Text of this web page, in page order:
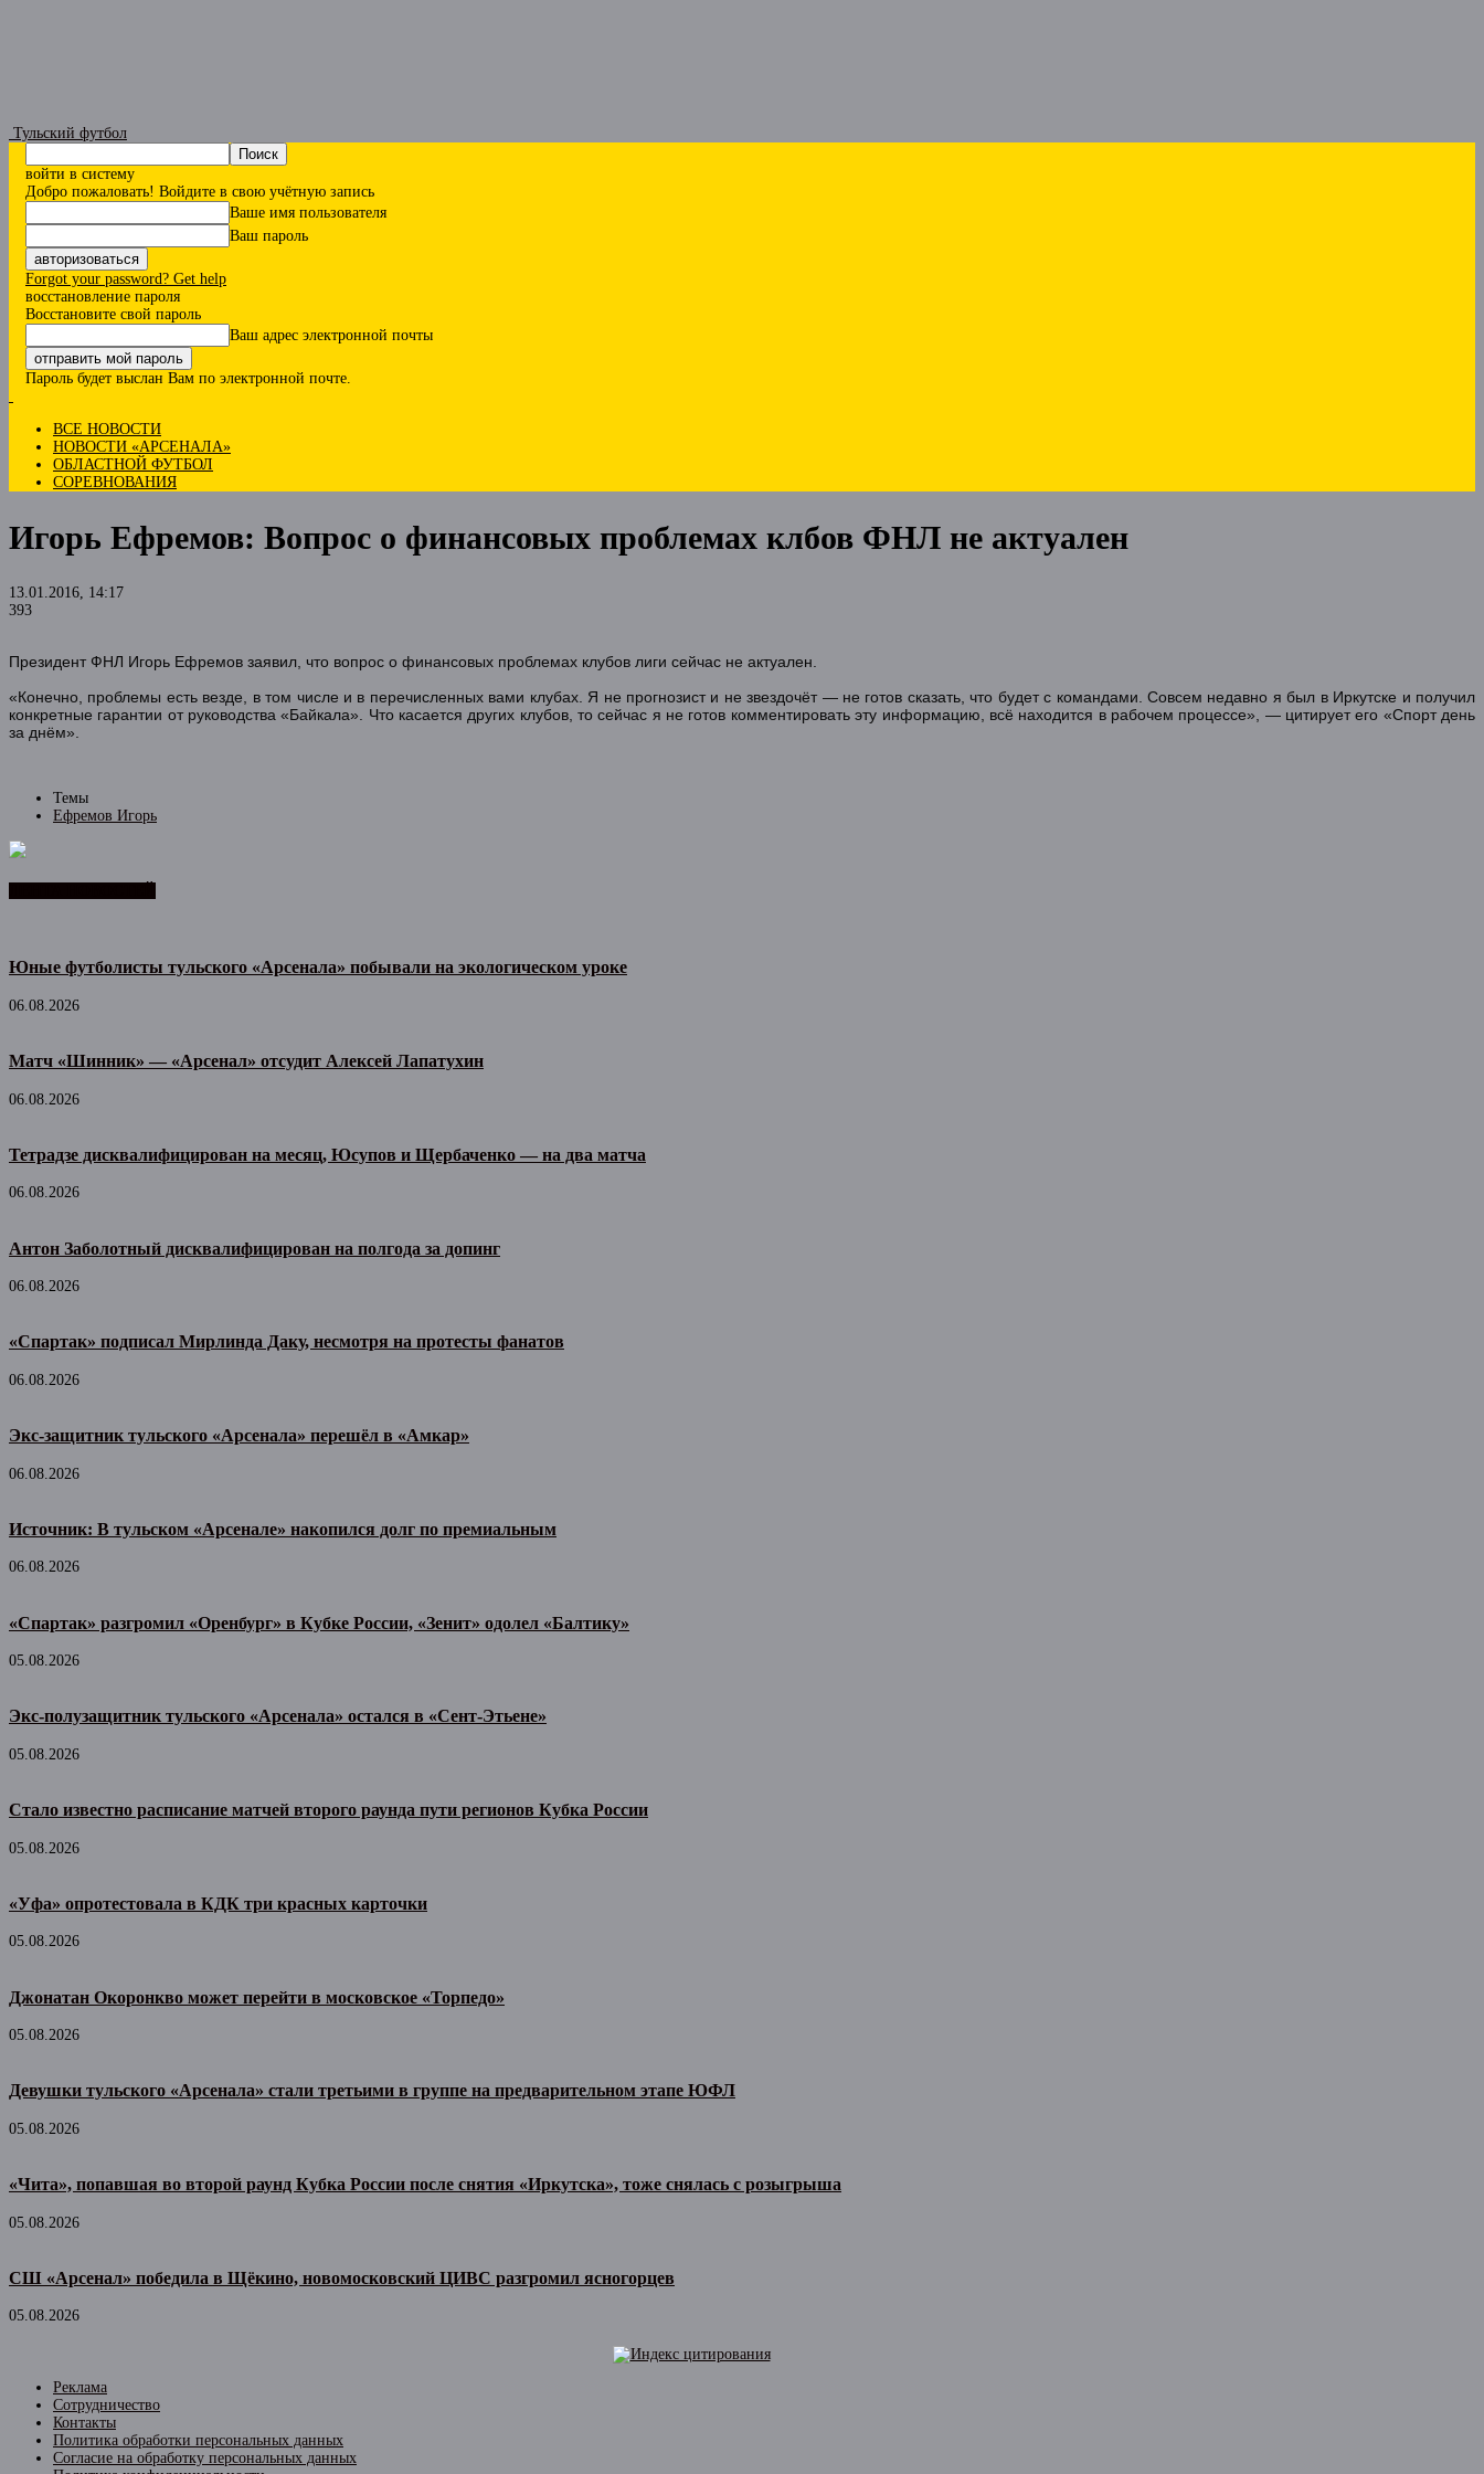
Тульский футбол
войти в систему
Добро пожаловать! Войдите в свою учётную запись
Ваше имя пользователя
Ваш пароль
Forgot your password? Get help
восстановление пароля
Восстановите свой пароль
Ваш адрес электронной почты
Пароль будет выслан Вам по электронной почте.
ВСЕ НОВОСТИ
НОВОСТИ «АРСЕНАЛА»
ОБЛАСТНОЙ ФУТБОЛ
СОРЕВНОВАНИЯ
Игорь Ефремов: Вопрос о финансовых проблемах клбов ФНЛ не актуален
13.01.2016, 14:17
393
Президент ФНЛ Игорь Ефремов заявил, что вопрос о финансовых проблемах клубов лиги сейчас не актуален.
«Конечно, проблемы есть везде, в том числе и в перечисленных вами клубах. Я не прогнозист и не звездочёт — не готов сказать, что будет с командами. Совсем недавно я был в Иркутске и получил
конкретные гарантии от руководства «Байкала». Что касается других клубов, то сейчас я не готов комментировать эту информацию, всё находится в рабочем процессе», — цитирует его «Спорт день
за днём».
Темы
Ефремов Игорь
Юные футболисты тульского «Арсенала» побывали на экологическом уроке
06.08.2026
Матч «Шинник» — «Арсенал» отсудит Алексей Лапатухин
06.08.2026
Тетрадзе дисквалифицирован на месяц, Юсупов и Щербаченко — на два матча
06.08.2026
Антон Заболотный дисквалифицирован на полгода за допинг
06.08.2026
«Спартак» подписал Мирлинда Даку, несмотря на протесты фанатов
06.08.2026
Экс-защитник тульского «Арсенала» перешёл в «Амкар»
06.08.2026
Источник: В тульском «Арсенале» накопился долг по премиальным
06.08.2026
«Спартак» разгромил «Оренбург» в Кубке России, «Зенит» одолел «Балтику»
05.08.2026
Экс-полузащитник тульского «Арсенала» остался в «Сент-Этьене»
05.08.2026
Стало известно расписание матчей второго раунда пути регионов Кубка России
05.08.2026
«Уфа» опротестовала в КДК три красных карточки
05.08.2026
Джонатан Окоронкво может перейти в московское «Торпедо»
05.08.2026
Девушки тульского «Арсенала» стали третьими в группе на предварительном этапе ЮФЛ
05.08.2026
«Чита», попавшая во второй раунд Кубка России после снятия «Иркутска», тоже снялась с розыгрыша
05.08.2026
СШ «Арсенал» победила в Щёкино, новомосковский ЦИВС разгромил ясногорцев
05.08.2026
Реклама
Сотрудничество
Контакты
Политика обработки персональных данных
Согласие на обработку персональных данных